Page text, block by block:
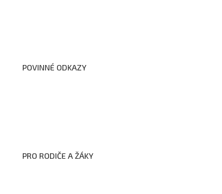
POVINNÉ ODKAZY
PRO RODIČE A ŽÁKY